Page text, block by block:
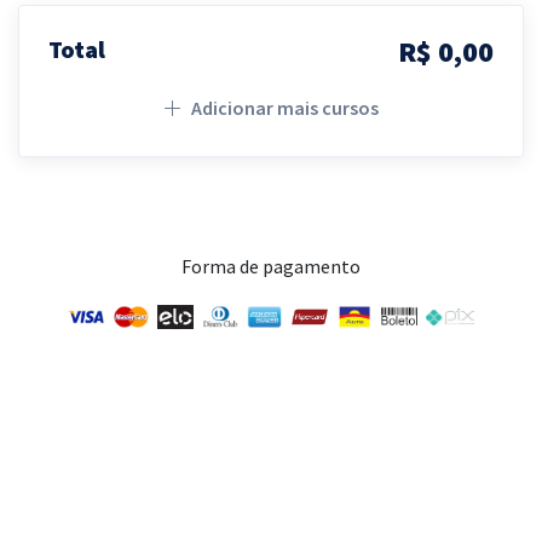
Total R$ 0,00
Adicionar mais cursos
Forma de pagamento